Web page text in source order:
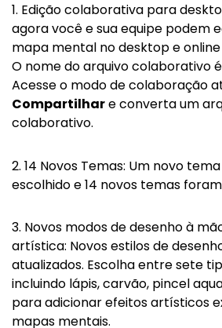
1. Edição colaborativa para
agora você e sua equipe podem
mapa mental no desktop e
O nome do arquivo colaborativo
Acesse o modo de colaboração
Compartilhare converta um
colaborativo.
2. 14 Novos Temas: Um novo
escolhido e 14 novos temas
3. Novos modos de desenho à
artística: Novos estilos de
atualizados. Escolha entre sete
incluindo lápis, carvão, pincel
para adicionar efeitos artísticos
mapas mentais.